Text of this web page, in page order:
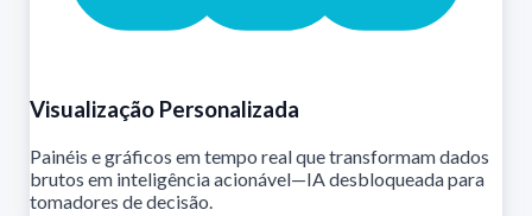
Visualização Personalizada
Painéis e gráficos em tempo real que transformam dados
brutos em inteligência acionável—IA desbloqueada para
tomadores de decisão.